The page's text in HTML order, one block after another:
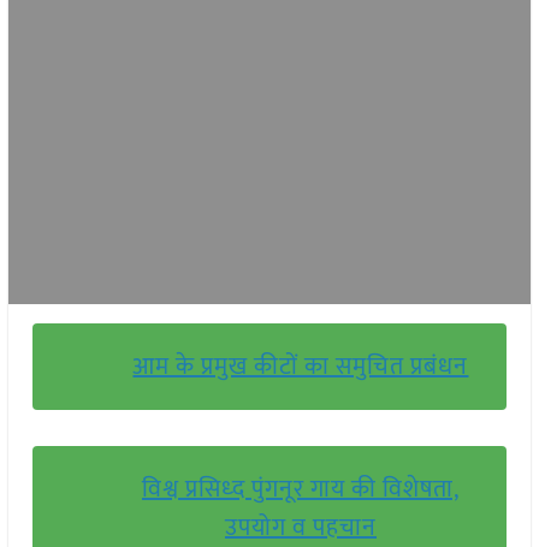
आम के प्रमुख कीटों का समुचित प्रबंधन
विश्व प्रसिध्द पुंगनूर गाय की विशेषता,
उपयोग व पहचान